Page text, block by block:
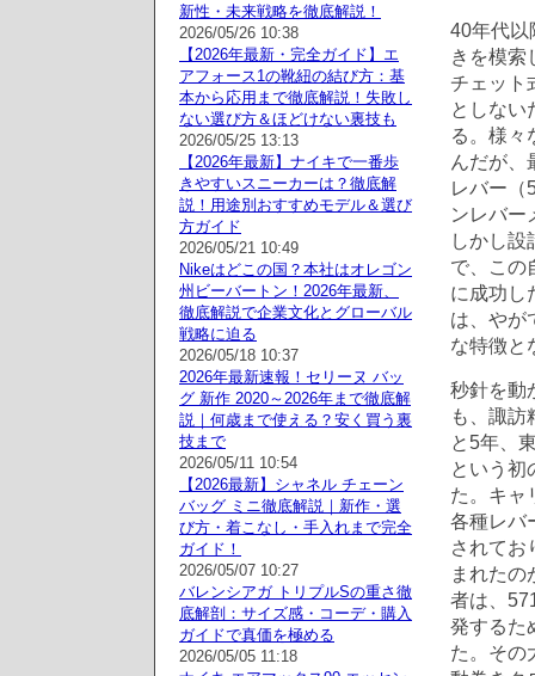
40年代以
きを模索
チェット
としない
る。様々
んだが、
レバー（
ンレバー
しかし設
で、この
に成功し
は、やが
な特徴と
秒針を動
も、諏訪
と5年、
という初
た。キャ
各種レバ
されてお
まれたの
者は、
発するた
た。その
新性・未来戦略を徹底解説！
2026/05/26 10:38
【2026年最新・完全ガイド】エ
アフォース1の靴紐の結び方：基
本から応用まで徹底解説！失敗し
ない選び方＆ほどけない裏技も
2026/05/25 13:13
【2026年最新】ナイキで一番歩
きやすいスニーカーは？徹底解
説！用途別おすすめモデル＆選び
方ガイド
2026/05/21 10:49
Nikeはどこの国？本社はオレゴン
州ビーバートン！2026年最新、
徹底解説で企業文化とグローバル
戦略に迫る
2026/05/18 10:37
2026年最新速報！セリーヌ バッ
グ 新作 2020～2026年まで徹底解
説｜何歳まで使える？安く買う裏
技まで
2026/05/11 10:54
【2026最新】シャネル チェーン
バッグ ミニ徹底解説｜新作・選
び方・着こなし・手入れまで完全
ガイド！
2026/05/07 10:27
バレンシアガ トリプルSの重さ徹
底解剖：サイズ感・コーデ・購入
ガイドで真価を極める
2026/05/05 11:18